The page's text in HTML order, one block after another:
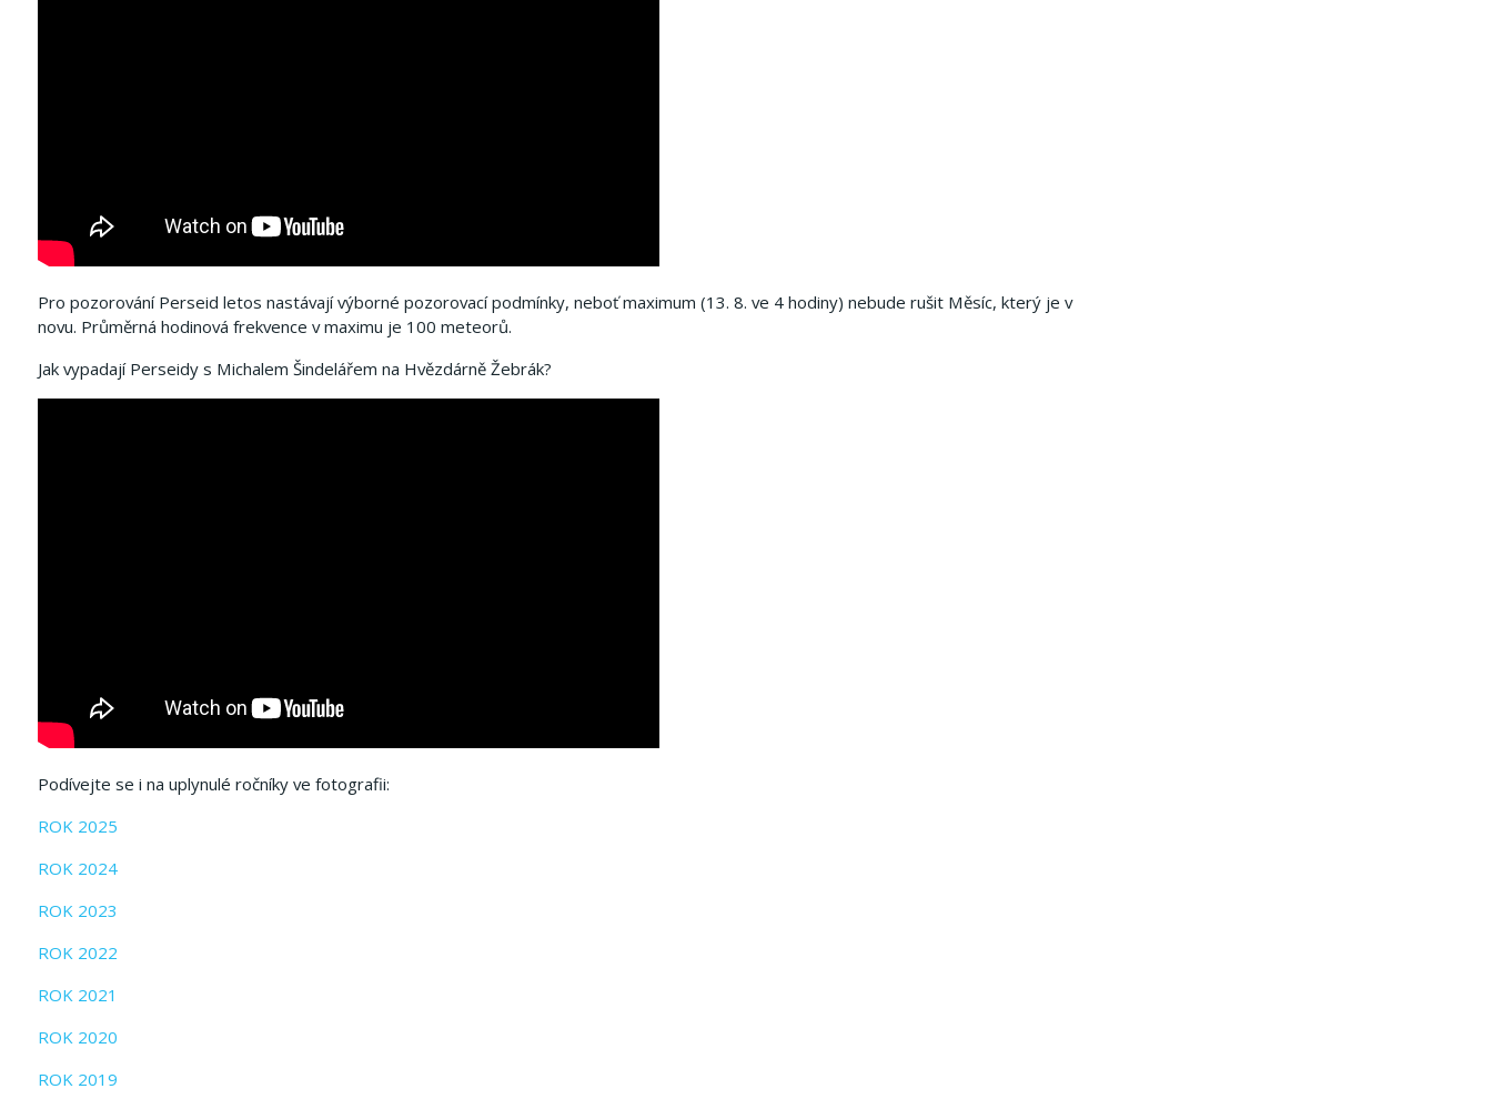
Pro pozorování Perseid letos nastávají výborné pozorovací podmínky, neboť maximum (13. 8. ve 4 hodiny) nebude rušit Měsíc, který je v
novu. Průměrná hodinová frekvence v maximu je 100 meteorů.
Jak vypadají Perseidy s Michalem Šindelářem na Hvězdárně Žebrák?
Podívejte se i na uplynulé ročníky ve fotografii:
ROK 2025
ROK 2024
ROK 2023
ROK 2022
ROK 2021
ROK 2020
ROK 2019